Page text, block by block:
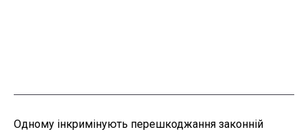
Одному інкримінують перешкоджання законній